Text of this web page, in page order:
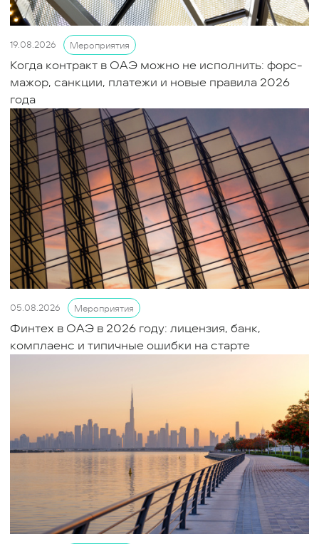
19.08.2026 Мероприятия
Когда контракт в ОАЭ можно не исполнить: форс-
мажор, санкции, платежи и новые правила 2026
года
05.08.2026 Мероприятия
Финтех в ОАЭ в 2026 году: лицензия, банк,
комплаенс и типичные ошибки на старте